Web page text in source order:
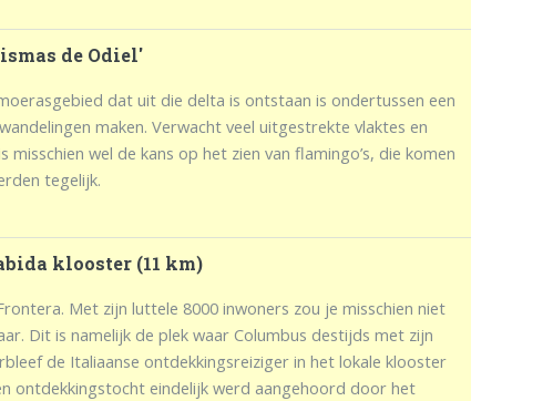
de Odiel'
dat uit die delta is ontstaan is ondertussen een
maken. Verwacht veel uitgestrekte vlaktes en
wel de kans op het zien van flamingo’s, die komen
tegelijk.
klooster (11 km)
Met zijn luttele 8000 inwoners zou je misschien niet
Dit is namelijk de plek waar Columbus destijds met zijn
de Italiaanse ontdekkingsreiziger in het lokale klooster
ontdekkingstocht eindelijk werd aangehoord door het